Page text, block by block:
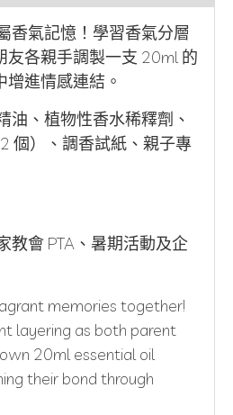
香氣記憶！學習香氣分層
友各親手調製一支 20ml 的
進情感連結。
油、植物性香水稀釋劑、
個）、調香試紙、親子專
教會 PTA、暑期活動及企
memories together!
layering as both parent
20ml essential oil
their bond through